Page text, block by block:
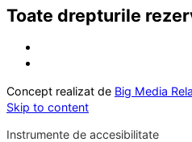
Toate drepturile
Concept realizat de Big Media
Skip to content
Instrumente de accesibilitate